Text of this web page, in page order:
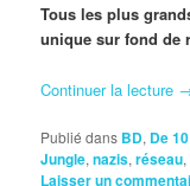
Tous les plus
unique sur fond de
Continuer la lecture
Publié dans BD, De
Jungle,nazis,réseau,
Laisser un